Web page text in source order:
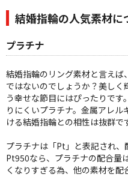
結婚指輪の人気素材に
プラチナ
結婚指輪のリング素材と言え
ではないのでしょうか？美し
う幸せな節目にはぴったりで
りにくいプラチナ。金属アレ
ける結婚指輪との相性は抜群で
プラチナは「Pt」と表記され
Pt950なら、プラチナの配合量
くなりすぎる為、他の素材を配